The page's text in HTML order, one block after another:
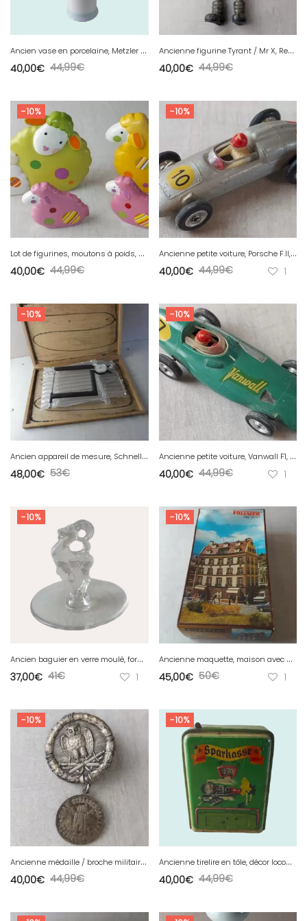
A
ncien vase en porcelaine, Metzler & Ortloff
44,99€
40,00€
A
ncienne figurine Tyrant / Mr X, Resident Evil, Capcom Toy Biz 1999, complet
44,99€
40,00€
-10%
L
ot de figurines, moutons à poids, Goebel Germany
44,99€
40,00€
-10%
A
ncienne petite voiture, Porsche F.II, Solido, 1/43
44,99€
40,00€ 1
-10%
A
ncien appareil de mesure, Schnelltaster Kroeplin / Kröplin, 0-40 mm
53€
48,00€
-10%
A
ncienne petite voiture, Vanwall F1, Solido, 1/43
44,99€
40,00€ 1
-10%
A
ncien baguier en verre moulé, forme bouc / bouquetin
41€
37,00€ 1
-10%
A
ncienne maquette, maison avec atelier, Vollmer, 3777, en HO
50€
45,00€ 1
-10%
A
ncienne médaille / broche militaire, décor chouette / Eule, AD. Schwerdt, WW2
44,99€
40,00€
-10%
A
ncienne tirelire en tôle, décor locomotive, Geobra DRGM Germany
44,99€
40,00€